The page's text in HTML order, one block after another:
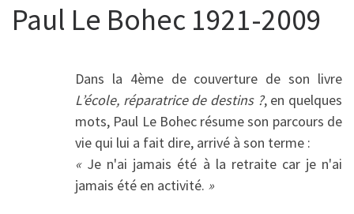
Paul Le Bohec 1921-2009
Dans la 4ème de couverture de son livre
L’école, réparatrice de destins ?, en quelques
mots, Paul Le Bohec résume son parcours de
vie qui lui a fait dire, arrivé à son terme :
«Je n'ai jamais été à la retraite car je n'ai
jamais été en activité. »